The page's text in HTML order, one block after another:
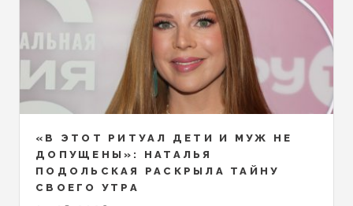
«В ЭТОТ РИТУАЛ ДЕТИ И МУЖ НЕ
ДОПУЩЕНЫ»: НАТАЛЬЯ
ПОДОЛЬСКАЯ РАСКРЫЛА ТАЙНУ
СВОЕГО УТРА